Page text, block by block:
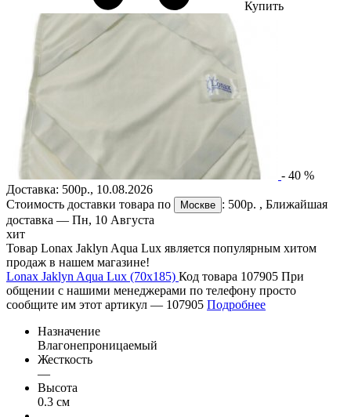
Купить
- 40 %
Доставка: 500р., 10.08.2026
Стоимость доставки товара по
Москве : 500р. , Ближайшая
доставка — Пн, 10 Августа
хит
Товар Lonax Jaklyn Aqua Lux является популярным хитом
продаж в нашем магазине!
Lonax Jaklyn Aqua Lux (70х185) Код товара 107905 При
общении с нашими менеджерами по телефону просто
сообщите им этот артикул — 107905 Подробнее
Назначение
Влагонепроницаемый
Жесткость
—
Высота
0.3 см